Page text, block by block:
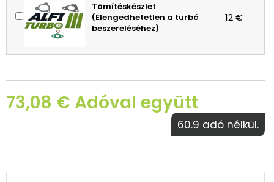
Tömítéskészlet
(Elengedhetetlen a turbó
beszereléséhez)
12 €
73,08 € Adóval együtt
60.9 adó nélkül.